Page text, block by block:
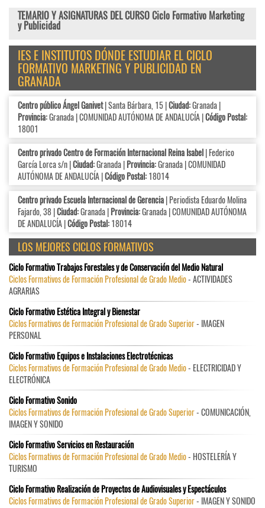
TEMARIO Y ASIGNATURAS DEL CURSO Ciclo Formativo Marketing
y Publicidad
IES E INSTITUTOS DÓNDE ESTUDIAR EL CICLO
FORMATIVO MARKETING Y PUBLICIDAD EN
GRANADA
Centro público Ángel Ganivet| Santa Bárbara, 15 |Ciudad:Granada |
Provincia:Granada | COMUNIDAD AUTÓNOMA DE ANDALUCÍA |Código Postal:
18001
Centro privado Centro de Formación Internacional Reina Isabel| Federico
García Lorca s/n |Ciudad:Granada |Provincia:Granada | COMUNIDAD
AUTÓNOMA DE ANDALUCÍA |Código Postal:18014
Centro privado Escuela Internacional de Gerencia| Periodista Eduardo Molina
Fajardo, 38 |Ciudad:Granada |Provincia:Granada | COMUNIDAD AUTÓNOMA
DE ANDALUCÍA |Código Postal:18014
LOS MEJORES CICLOS FORMATIVOS
Ciclo Formativo Trabajos Forestales y de Conservación del Medio Natural
Ciclos Formativos de Formación Profesional de Grado Medio- ACTIVIDADES
AGRARIAS
Ciclo Formativo Estética Integral y Bienestar
Ciclos Formativos de Formación Profesional de Grado Superior- IMAGEN
PERSONAL
Ciclo Formativo Equipos e Instalaciones Electrotécnicas
Ciclos Formativos de Formación Profesional de Grado Medio- ELECTRICIDAD Y
ELECTRÓNICA
Ciclo Formativo Sonido
Ciclos Formativos de Formación Profesional de Grado Superior- COMUNICACIÓN,
IMAGEN Y SONIDO
Ciclo Formativo Servicios en Restauración
Ciclos Formativos de Formación Profesional de Grado Medio- HOSTELERÍA Y
TURISMO
Ciclo Formativo Realización de Proyectos de Audiovisuales y Espectáculos
Ciclos Formativos de Formación Profesional de Grado Superior- IMAGEN Y SONIDO